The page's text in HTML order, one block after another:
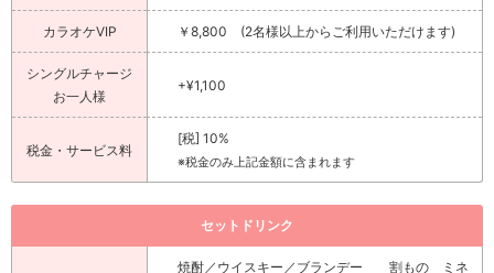
カラオケVIP ￥8,800 (2名様以上からご利用いただけます)
シングルチャージ
お一人様
+¥1,100
税金・サービス料
[税] 10%
※税金のみ上記金額に含まれます
セットドリンク
焼酎／ウイスキー／ブランデー 割もの ミネ